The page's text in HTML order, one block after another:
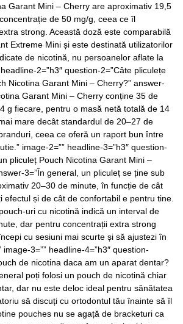
Garant Mini – Cherry are aproximativ 19,5
de 50 mg/g, ceea ce îl
strong. Această doză este comparabilă
Extreme Mini și este destinată utilizatorilor
de nicotină, nu persoanelor aflate la
2=”h3″ question-2=”Câte pliculețe
Nicotina Garant Mini – Cherry?” answer-
Garant Mini – Cherry conține 35 de
g fiecare, pentru o masă netă totală de 14
mare decât standardul de 20–27 de
ceea ce oferă un raport bun între
image-2=”” headline-3=”h3″ question-
pliculeț Pouch Nicotina Garant Mini –
3=”În general, un pliculeț se ține sub
20–30 de minute, în funcție de cât
efectul și de cât de confortabil e pentru tine.
uri cu nicotină indică un interval de
dar pentru concentrații extra strong
cu sesiuni mai scurte și să ajustezi în
3=”” headline-4=”h3″ question-
de nicotina daca am un aparat dentar?
poți folosi un pouch de nicotină chiar
dar nu este deloc ideal pentru sănătatea
să discuți cu ortodontul tău înainte să îl
pouches nu se agață de bracketuri ca